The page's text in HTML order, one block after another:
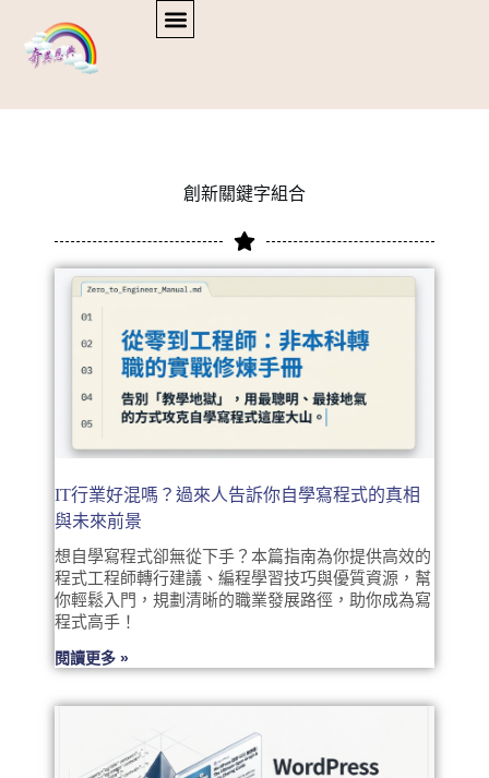
創新關鍵字組合
IT行業好混嗎？過來人告訴你自學寫程式的真相
與未來前景
想自學寫程式卻無從下手？本篇指南為你提供高效的
程式工程師轉行建議、編程學習技巧與優質資源，幫
你輕鬆入門，規劃清晰的職業發展路徑，助你成為寫
程式高手！
閱讀更多 »